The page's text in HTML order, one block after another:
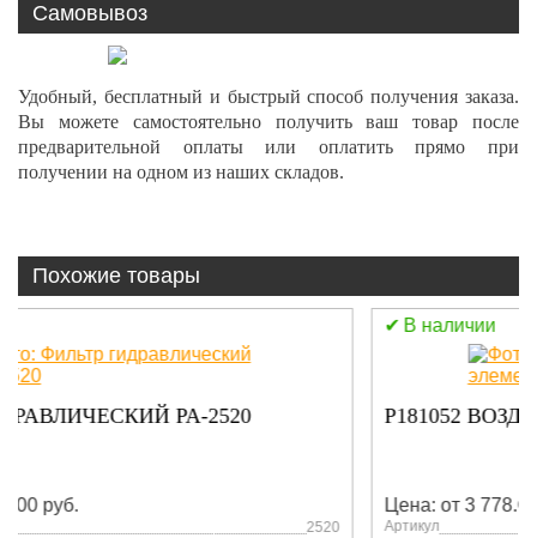
Самовывоз
Удобный, бесплатный и быстрый способ получения заказа.
Вы можете самостоятельно получить ваш товар после
предварительной оплаты или оплатить прямо при
получении на одном из наших складов.
Похожие товары
P181052 ВОЗД ФИЛЬТР ЭЛЕМЕНТ
Цена: от 3 778.00 руб.
P181052